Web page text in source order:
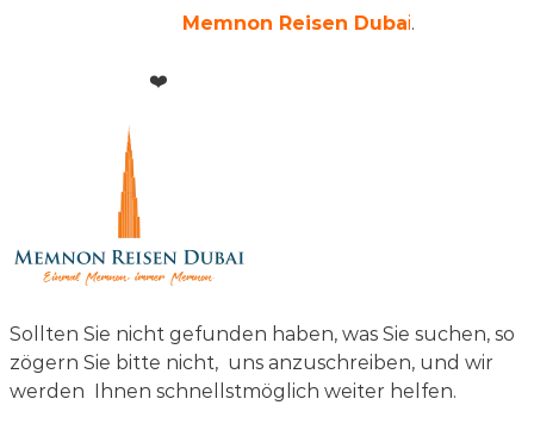
Memnon Reisen Dubai.
❤️
Sollten Sie nicht gefunden haben, was Sie suchen, so
zögern Sie bitte nicht, uns anzuschreiben, und wir
werden Ihnen schnellstmöglich weiter helfen.